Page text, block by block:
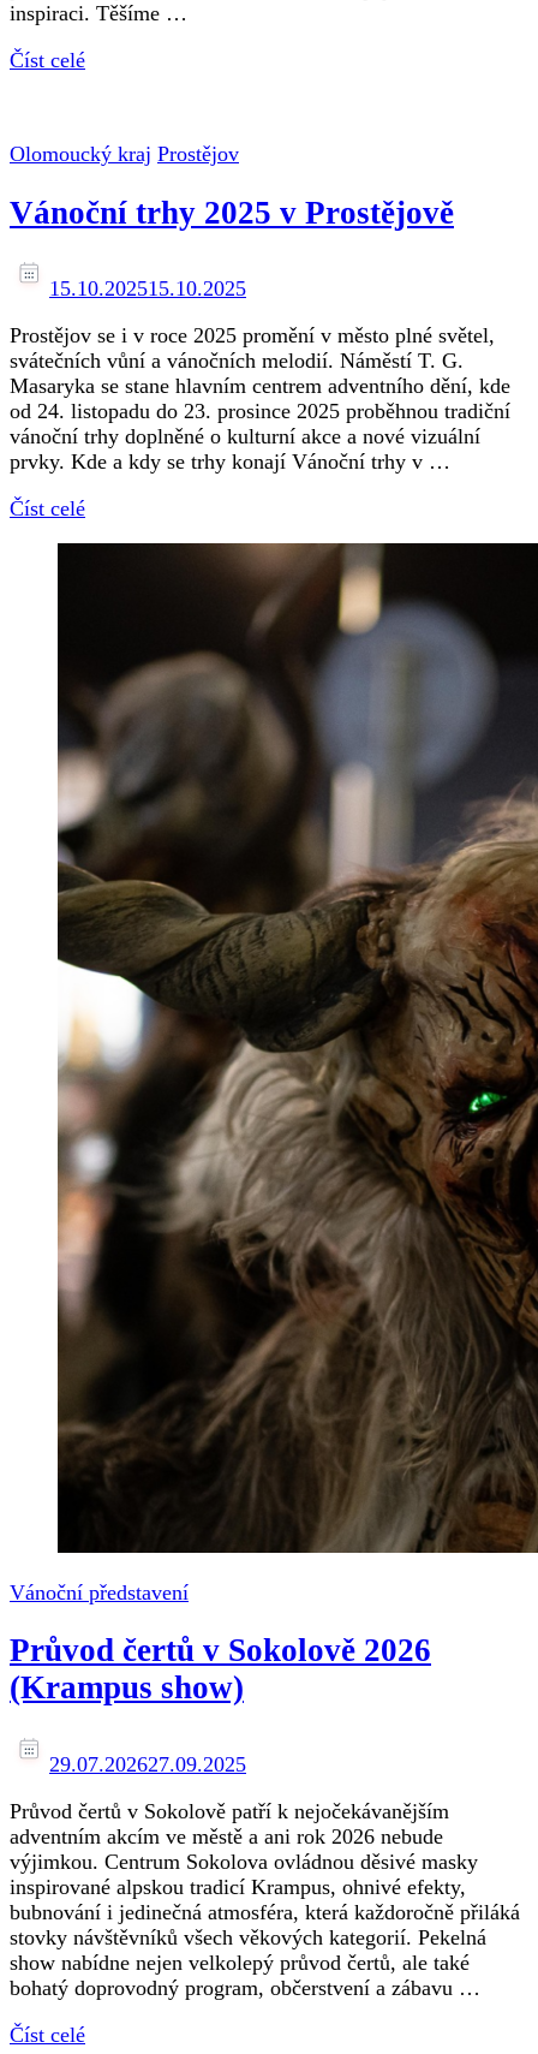
inspiraci. Těšíme …
Číst celé
Olomoucký kraj Prostějov
Vánoční trhy 2025 v Prostějově
15.10.202515.10.2025
Prostějov se i v roce 2025 promění v město plné světel,
svátečních vůní a vánočních melodií. Náměstí T. G.
Masaryka se stane hlavním centrem adventního dění, kde
od 24. listopadu do 23. prosince 2025 proběhnou tradiční
vánoční trhy doplněné o kulturní akce a nové vizuální
prvky. Kde a kdy se trhy konají Vánoční trhy v …
Číst celé
Vánoční představení
Průvod čertů v Sokolově 2026
(Krampus show)
29.07.202627.09.2025
Průvod čertů v Sokolově patří k nejočekávanějším
adventním akcím ve městě a ani rok 2026 nebude
výjimkou. Centrum Sokolova ovládnou děsivé masky
inspirované alpskou tradicí Krampus, ohnivé efekty,
bubnování i jedinečná atmosféra, která každoročně přiláká
stovky návštěvníků všech věkových kategorií. Pekelná
show nabídne nejen velkolepý průvod čertů, ale také
bohatý doprovodný program, občerstvení a zábavu …
Číst celé